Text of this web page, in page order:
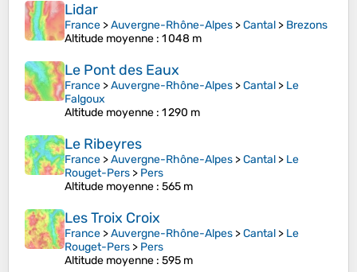
Lidar
France >Auvergne-Rhône-Alpes >Cantal > Brezons
Altitude moyenne : 1 048 m
Le Pont des Eaux
France >Auvergne-Rhône-Alpes >Cantal > Le
Falgoux
Altitude moyenne : 1 290 m
Le Ribeyres
France >Auvergne-Rhône-Alpes >Cantal > Le
Rouget-Pers > Pers
Altitude moyenne : 565 m
Les Troix Croix
France >Auvergne-Rhône-Alpes >Cantal > Le
Rouget-Pers > Pers
Altitude moyenne : 595 m